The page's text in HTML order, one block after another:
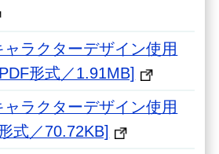
ラクターデザイン使用
形式／1.91MB]
ラクターデザイン使用
式／70.72KB]